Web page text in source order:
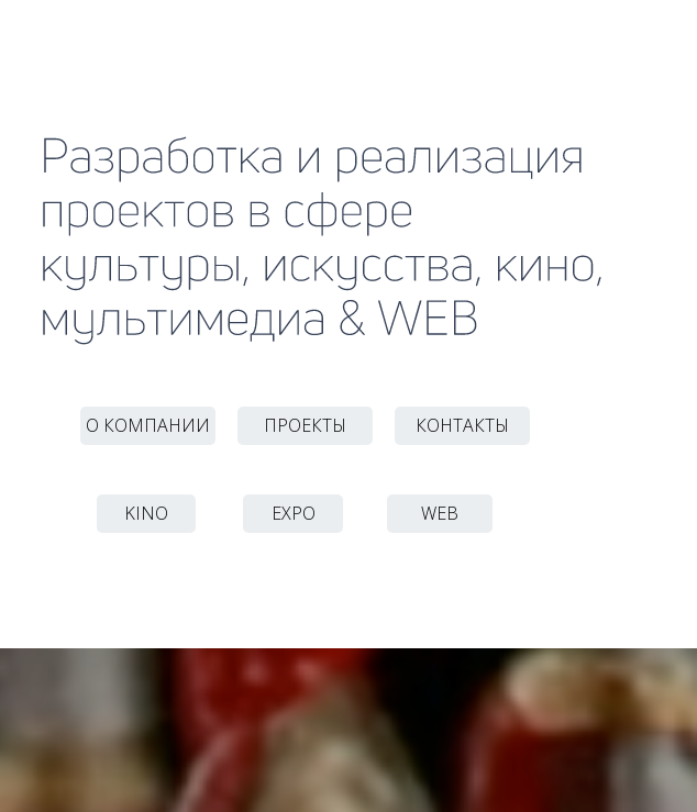
Разработка и реализация проектов в сфере
культуры, искусства, кино, мультимедиа & WEB
КОНТАКТЫ
О КОМПАНИИ ПРОЕКТЫ
WEB
KINO EXPO